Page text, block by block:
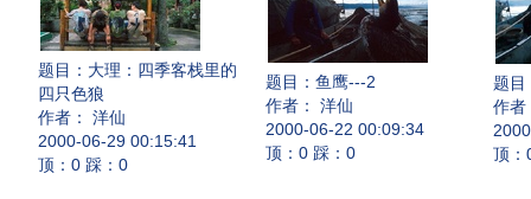
题目： 大理：四季客栈里的
四只色狼
作者： 洋仙
2000-06-29 00:15:41
顶：0 踩：0
题目： 鱼鹰---2
作者： 洋仙
2000-06-22 00:09:34
顶：0 踩：0
题目
作者
顶：